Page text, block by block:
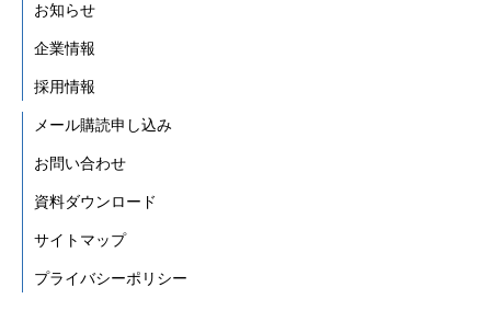
お知らせ
企業情報
採用情報
メール購読申し込み
お問い合わせ
資料ダウンロード
サイトマップ
プライバシーポリシー